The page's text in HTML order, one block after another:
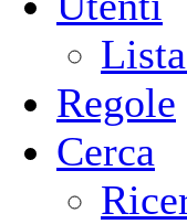
Regole
Cerca